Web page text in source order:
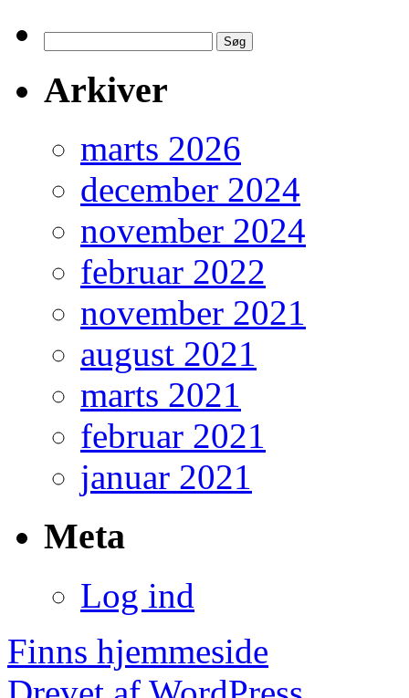
efter:
Arkiver
marts 2026
december 2024
november 2024
februar 2022
november 2021
august 2021
marts 2021
februar 2021
januar 2021
Meta
Log ind
Finns hjemmeside